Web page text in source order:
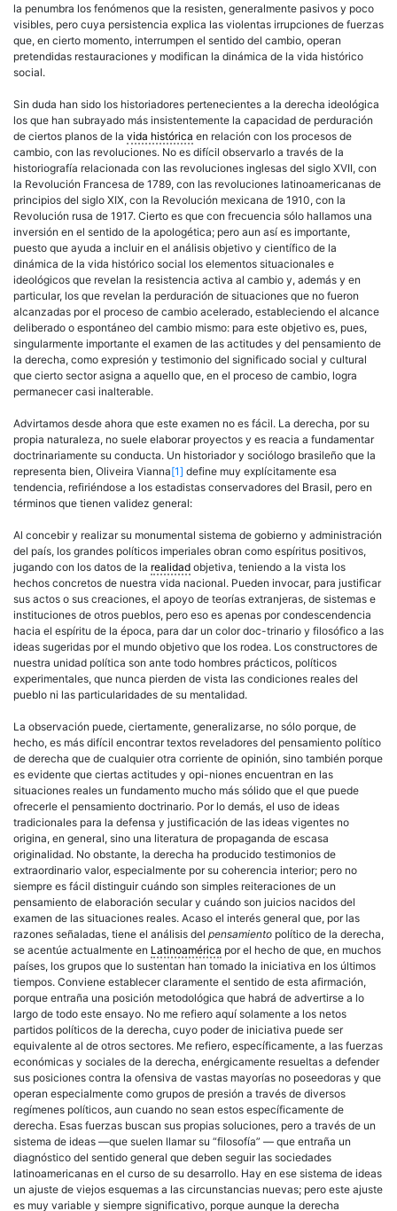
la penumbra los fenómenos que la resisten, generalmente pasivos y poco
visibles, pero cuya persistencia explica las violentas irrupciones de fuerzas
que, en cierto momento, interrumpen el sentido del cambio, operan
pretendidas restauraciones y modifican la dinámica de la vida histórico
social.
Sin duda han sido los historiadores pertenecientes a la derecha ideológica
los que han subrayado más insistentemente la capacidad de perduración
de ciertos planos de la vida histórica en relación con los procesos de
cambio, con las revoluciones. No es difícil observarlo a través de la
historiografía relacionada con las revoluciones inglesas del siglo XVII, con
la Revolución Francesa de 1789, con las revoluciones latinoamericanas de
principios del siglo XIX, con la Revolución mexicana de 1910, con la
Revolución rusa de 1917. Cierto es que con frecuencia sólo hallamos una
inversión en el sentido de la apologética; pero aun así es importante,
puesto que ayuda a incluir en el análisis objetivo y científico de la
dinámica de la vida histórico social los elementos situacionales e
ideológicos que revelan la resistencia activa al cambio y, además y en
particular, los que revelan la perduración de situaciones que no fueron
alcanzadas por el proceso de cambio acelerado, estableciendo el alcance
deliberado o espontáneo del cambio mismo: para este objetivo es, pues,
singularmente importante el examen de las actitudes y del pensamiento de
la derecha, como expresión y testimonio del significado social y cultural
que cierto sector asigna a aquello que, en el proceso de cambio, logra
permanecer casi inalterable.
Advirtamos desde ahora que este examen no es fácil. La derecha, por su
propia naturaleza, no suele elaborar proyectos y es reacia a fundamentar
doctrinariamente su conducta. Un historiador y sociólogo brasileño que la
representa bien, Oliveira Vianna[1] define muy explícitamente esa
tendencia, refiriéndose a los estadistas conservadores del Brasil, pero en
términos que tienen validez general:
Al concebir y realizar su monumental sistema de gobierno y administración
del país, los grandes políticos imperiales obran como espíritus positivos,
jugando con los datos de la realidad objetiva, teniendo a la vista los
hechos concretos de nuestra vida nacional. Pueden invocar, para justificar
sus actos o sus creaciones, el apoyo de teorías extranjeras, de sistemas e
instituciones de otros pueblos, pero eso es apenas por condescendencia
hacia el espíritu de la época, para dar un color doc-trinario y filosófico a las
ideas sugeridas por el mundo objetivo que los rodea. Los constructores de
nuestra unidad política son ante todo hombres prácticos, políticos
experimentales, que nunca pierden de vista las condiciones reales del
pueblo ni las particularidades de su mentalidad.
La observación puede, ciertamente, generalizarse, no sólo porque, de
hecho, es más difícil encontrar textos reveladores del pensamiento político
de derecha que de cualquier otra corriente de opinión, sino también porque
es evidente que ciertas actitudes y opi-niones encuentran en las
situaciones reales un fundamento mucho más sólido que el que puede
ofrecerle el pensamiento doctrinario. Por lo demás, el uso de ideas
tradicionales para la defensa y justificación de las ideas vigentes no
origina, en general, sino una literatura de propaganda de escasa
originalidad. No obstante, la derecha ha producido testimonios de
extraordinario valor, especialmente por su coherencia interior; pero no
siempre es fácil distinguir cuándo son simples reiteraciones de un
pensamiento de elaboración secular y cuándo son juicios nacidos del
examen de las situaciones reales. Acaso el interés general que, por las
razones señaladas, tiene el análisis del pensamiento político de la derecha,
se acentúe actualmente en Latinoamérica por el hecho de que, en muchos
países, los grupos que lo sustentan han tomado la iniciativa en los últimos
tiempos. Conviene establecer claramente el sentido de esta afirmación,
porque entraña una posición metodológica que habrá de advertirse a lo
largo de todo este ensayo. No me refiero aquí solamente a los netos
partidos políticos de la derecha, cuyo poder de iniciativa puede ser
equivalente al de otros sectores. Me refiero, específicamente, a las fuerzas
económicas y sociales de la derecha, enérgicamente resueltas a defender
sus posiciones contra la ofensiva de vastas mayorías no poseedoras y que
operan especialmente como grupos de presión a través de diversos
regímenes políticos, aun cuando no sean estos específicamente de
derecha. Esas fuerzas buscan sus propias soluciones, pero a través de un
sistema de ideas —que suelen llamar su “filosofía” — que entraña un
diagnóstico del sentido general que deben seguir las sociedades
latinoamericanas en el curso de su desarrollo. Hay en ese sistema de ideas
un ajuste de viejos esquemas a las circunstancias nuevas; pero este ajuste
es muy variable y siempre significativo, porque aunque la derecha